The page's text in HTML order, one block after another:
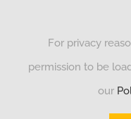
For privacy
permission to be
our